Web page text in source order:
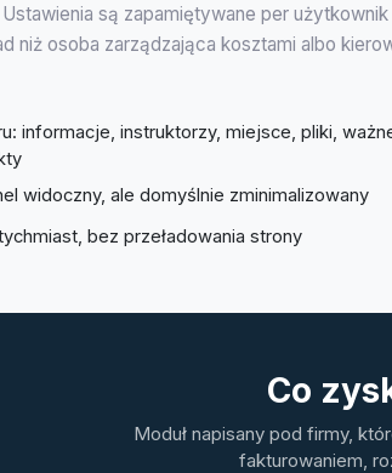
są zapamiętywane per
niż osoba zarządzająca kosztami albo
informacje, instruktorzy, miejsce, pliki,
widoczny, ale domyślnie zminimalizowany
bez przeładowania strony
Co
Moduł napisany pod firmy,
fakturowaniem,